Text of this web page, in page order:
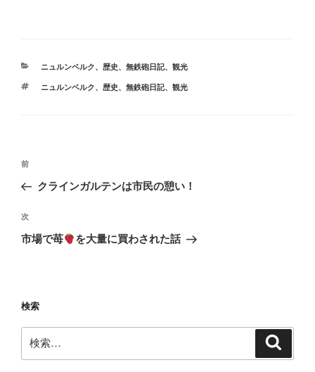
カ
ゴ
ニュルンベルク、 歴史、 無鉄砲日記、 観光
タ
ニュルンベルク、 歴史、 無鉄砲日記、 観光
投
ナ
ビ
ゲ
ン
前
の
稿
前
クラインガルテンは市民の憩い！
次
の
次
市場で苺 を大量に買わされた話
検索
索: